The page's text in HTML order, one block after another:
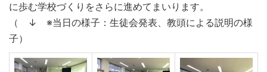
に歩む学校づくりをさらに進めてまいります。
（ ↓ ※当日の様子：生徒会発表、教頭による説明の様
子）